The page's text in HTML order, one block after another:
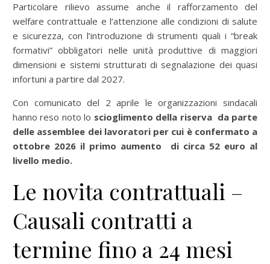
Particolare rilievo assume anche il rafforzamento del
welfare contrattuale e l’attenzione alle condizioni di salute
e sicurezza, con l’introduzione di strumenti quali i “break
formativi” obbligatori nelle unità produttive di maggiori
dimensioni e sistemi strutturati di segnalazione dei quasi
infortuni a partire dal 2027.
Con comunicato del 2 aprile le organizzazioni sindacali
hanno reso noto lo scioglimento della riserva da parte
delle assemblee dei lavoratori per cui è confermato a
ottobre 2026 il primo aumento di circa 52 euro al
livello medio.
Le novita contrattuali –
Causali contratti a
termine fino a 24 mesi